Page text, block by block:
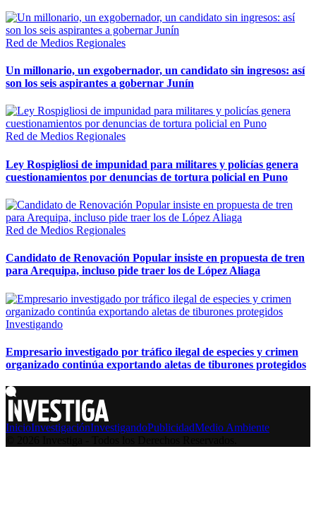
Red de Medios Regionales
Un millonario, un exgobernador, un candidato sin ingresos: así
son los seis aspirantes a gobernar Junín
Red de Medios Regionales
Ley Rospigliosi de impunidad para militares y policías genera
cuestionamientos por denuncias de tortura policial en Puno
Red de Medios Regionales
Candidato de Renovación Popular insiste en propuesta de tren
para Arequipa, incluso pide traer los de López Aliaga
Investigando
Empresario investigado por tráfico ilegal de especies y crimen
organizado continúa exportando aletas de tiburones protegidos
InicioInvestigaciónInvestigandoPublicidadMedio Ambiente